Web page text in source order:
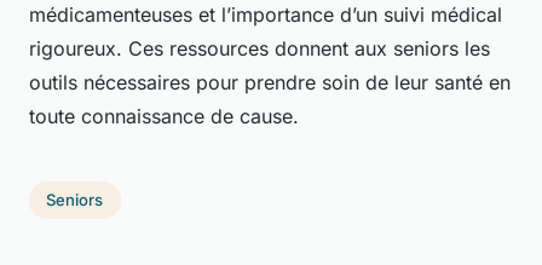
médicamenteuses et l’importance d’un suivi médical
rigoureux. Ces ressources donnent aux seniors les
outils nécessaires pour prendre soin de leur santé en
toute connaissance de cause.
Seniors